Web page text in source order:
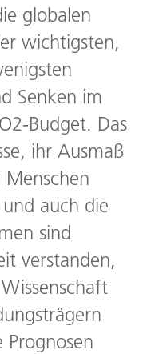
globalen
wichtigsten,
Senken im
Budget. Das
ihr Ausmaß
auch die
sind
verstanden,